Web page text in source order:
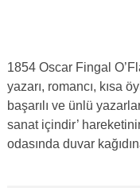
1854 Oscar Fingal
yazarı, romancı, kısa
başarılı ve ünlü
sanat içindir’
odasında duvar